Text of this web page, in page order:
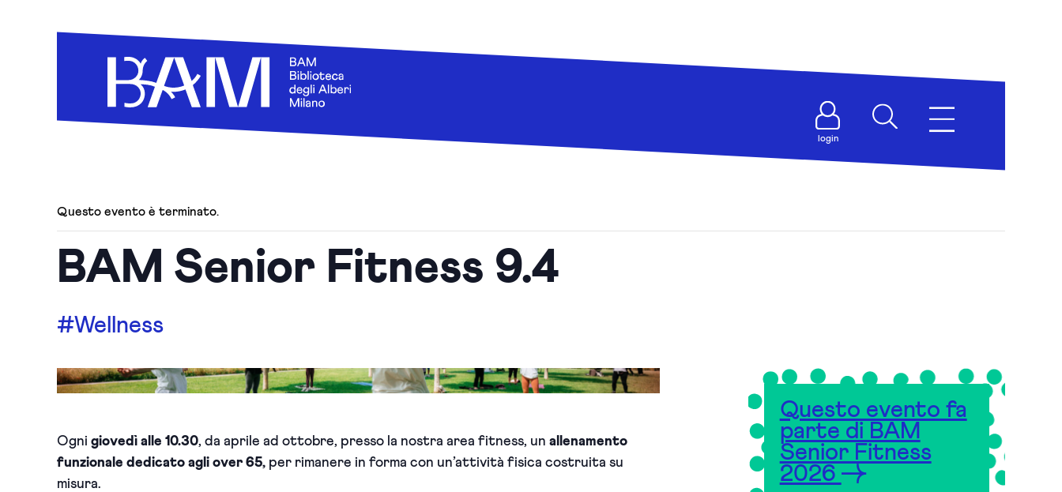
login
Questo evento è terminato.
BAM Senior Fitness 9.4
#Wellness
Ogni giovedì alle 10.30, da aprile ad ottobre, presso la nostra area fitness, un allenamento
funzionale dedicato agli over 65, per rimanere in forma con un’attività fisica costruita su
misura.
Questo evento fa
parte di BAM
Senior Fitness
2026